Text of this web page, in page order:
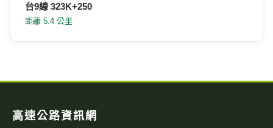
台9線 334K+700-2